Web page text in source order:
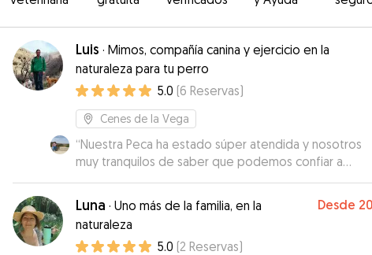
Luis · Mimos, compañía canina y ejercicio en la
naturaleza para tu perro
5.0 (6 Reservas)
Cenes de la Vega
“Nuestra Peca ha estado súper atendida y nosotros
muy tranquilos de saber que podemos confiar a
alguien que la trata como si fuera suya. Sin duda
repetiremos! 🐶👍☺️
Luna · Uno más de la familia, en la
naturaleza
Desde
5.0 (2 Reservas)